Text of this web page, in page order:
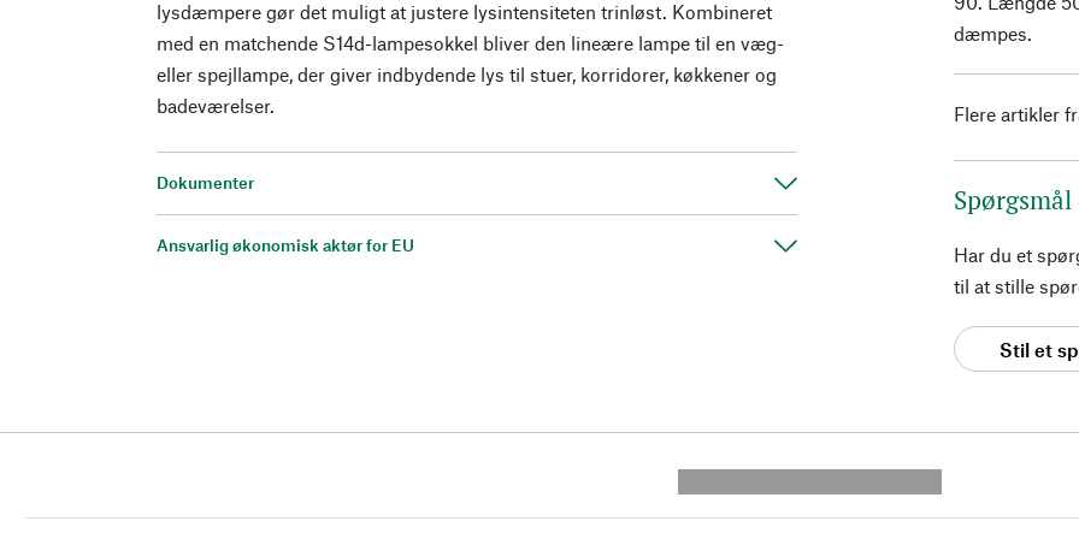
lysdæmpere gør det muligt at justere lysintensiteten trinløst. Kombineret
med en matchende S14d-lampesokkel bliver den lineære lampe til en væg-
eller spejllampe, der giver indbydende lys til stuer, korridorer, køkkener og
badeværelser.
Dokumenter
Ansvarlig økonomisk aktør for EU
dæmpes.
Flere artikler
Har du et
til at stille
Stil et